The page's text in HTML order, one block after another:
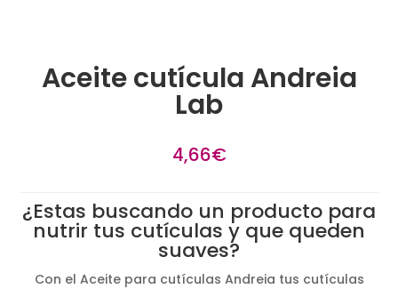
Aceite cutícula Andreia
Lab
4,66€
¿Estas buscando un producto para
nutrir tus cutículas y que queden
suaves?
Con el Aceite para cutículas Andreia tus cutículas